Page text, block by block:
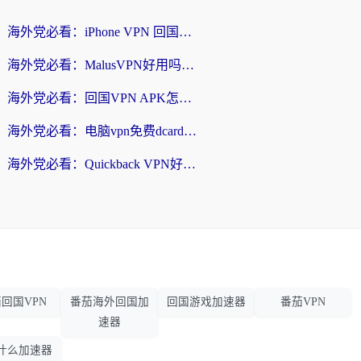
海外党必看：iPhone VPN 回国怎么选？一篇搞定无缝访问国内资源
海外党必看：MalusVPN好用吗？和畅游VPN对比哪个回国效果更好？附穿梭飞鱼神龟真实体验
海外党必看：回国VPN APK怎么选？3步教你无缝刷国内剧玩国服
海外党必看：电脑vpn免费dcard真的靠谱吗？教你选对回国加速器无缝访问国内资源
海外党必看：Quickback VPN好用吗？和小黑牛VPN对比哪个回国效果更好？附真实体验+避坑指南
国VPN
番茄海外回国加
速器
回国游戏加速器 番茄VPN
么加速器